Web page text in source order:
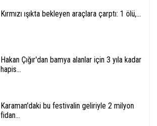
Kırmızı ışıkta bekleyen araçlara çarptı: 1 ölü,...
Hakan Çığır'dan bamya alanlar için 3 yıla kadar
hapis...
Karaman'daki bu festivalin geliriyle 2 milyon
fidan...